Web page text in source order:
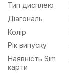
Тип дисплею
Діагональ
Колір
Рік випуску
Наявність Sim
карти